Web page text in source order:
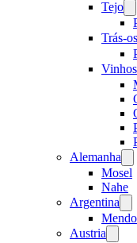
Tejo
Trás-
Alemanha
Mosel
Nahe
Argentina
Austria